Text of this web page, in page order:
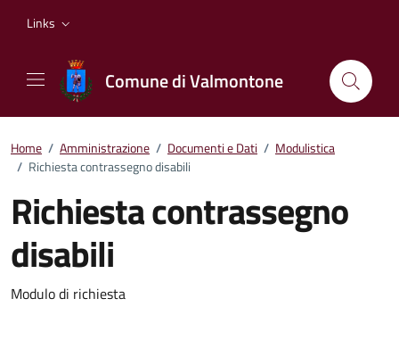
Links
Comune di Valmontone
Home / Amministrazione / Documenti e Dati / Modulistica
/ Richiesta contrassegno disabili
Richiesta contrassegno
disabili
Dettagli del documento
Modulo di richiesta